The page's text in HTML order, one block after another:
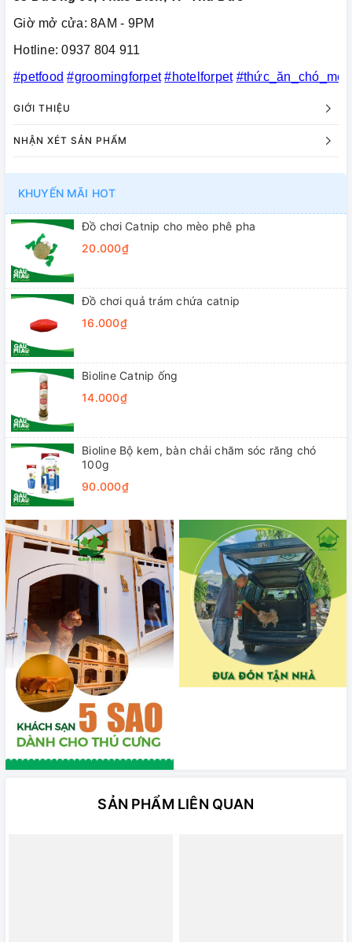
Giờ mở cửa: 8AM - 9PM
Hotline: 0937 804 911
#petfood #groomingforpet #hotelforpet #thức_ăn_chó_mèo
GIỚI THIỆU
NHẬN XÉT SẢN PHẨM
KHUYẾN MÃI HOT
Đồ chơi Catnip cho mèo phê pha
20.000₫
Đồ chơi quả trám chứa catnip
16.000₫
Bioline Catnip ống
14.000₫
Bioline Bộ kem, bàn chải chăm sóc răng chó
100g
90.000₫
SẢN PHẨM LIÊN QUAN